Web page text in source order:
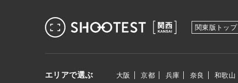
関東版トップ
エリアで選ぶ 大阪 京都 兵庫 奈良 和歌山